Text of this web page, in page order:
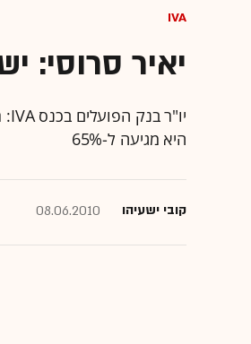
IVA
יאיר סרוסי:
היא מגיעה ל-65%
קובי ישעיהו 08.06.2010